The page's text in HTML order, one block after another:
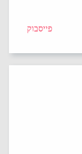
פייסבוק